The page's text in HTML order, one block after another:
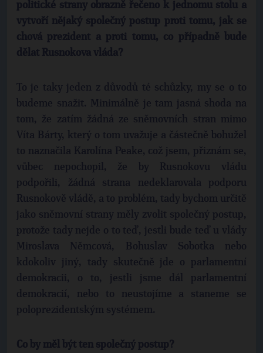
politické strany obrazně řečeno k jednomu stolu a
vytvoří nějaký společný postup proti tomu, jak se
chová prezident a proti tomu, co případně bude
dělat Rusnokova vláda?
To je taky jeden z důvodů té schůzky, my se o to
budeme snažit. Minimálně je tam jasná shoda na
tom, že zatím žádná ze sněmovních stran mimo
Víta Bárty, který o tom uvažuje a částečně bohužel
to naznačila Karolína Peake, což jsem, přiznám se,
vůbec nepochopil, že by Rusnokovu vládu
podpořili, žádná strana nedeklarovala podporu
Rusnokově vládě, a to problém, tady bychom určitě
jako sněmovní strany měly zvolit společný postup,
protože tady nejde o to teď, jestli bude teď u vlády
Miroslava Němcová, Bohuslav Sobotka nebo
kdokoliv jiný, tady skutečně jde o parlamentní
demokracii, o to, jestli jsme dál parlamentní
demokracií, nebo to neustojíme a staneme se
poloprezidentským systémem.
Co by měl být ten společný postup?